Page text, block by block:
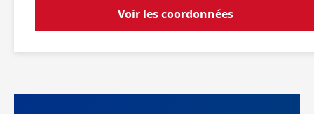
Voir les coordonnées